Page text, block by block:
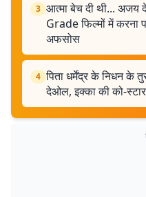
3 आत्मा बेच दी थी... अजय
Grade फिल्मों में करना
अफसोस
4 पिता धर्मेंद्र के निधन के
देओल, इक्का की को-